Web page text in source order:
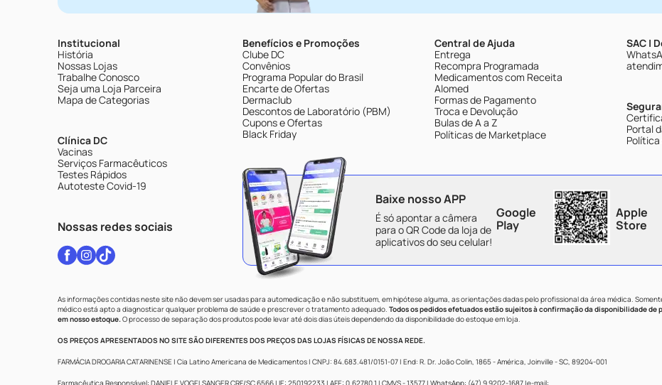
Institucional
História
Nossas Lojas
Trabalhe Conosco
Seja uma Loja Parceira
Mapa de Categorias
Clínica DC
Vacinas
Serviços Farmacêuticos
Testes Rápidos
Autoteste Covid-19
Nossas redes sociais
Benefícios e Promoções
Clube DC
Convênios
Programa Popular do Brasil
Encarte de Ofertas
Dermaclub
Descontos de Laboratório (PBM)
Cupons e Ofertas
Black Friday
Central de Ajuda
Entrega
Recompra Programada
Medicamentos com Receita
Alomed
Formas de Pagamento
Troca e Devolução
Bulas de A a Z
Políticas de Marketplace
SAC |
Portal
Baixe nosso APP
É só apontar a câmera
para o QR Code da loja de
aplicativos do seu celular!
Google
Play
Apple
Store
As informações contidas neste site não devem ser usadas para automedicação e não substituem, em hipótese alguma, as orientações dadas pelo profissional da área médica.
médico está apto a diagnosticar qualquer problema de saúde e prescrever o tratamento adequado. Todos os pedidos efetuados estão sujeitos à confirmação da disponibilidade de
em nosso estoque.O processo de separação dos produtos pode levar até dois dias úteis dependendo da disponibilidade do estoque em loja.
OS PREÇOS APRESENTADOS NO SITE SÃO DIFERENTES DOS PREÇOS DAS LOJAS FÍSICAS DE NOSSA REDE.
FARMÁCIA DROGARIA CATARINENSE | Cia Latino Americana de Medicamentos | CNPJ: 84.683.481/0151-07 | End: R. Dr. João Colin, 1865 - América, Joinville - SC, 89204-001
Farmacêutica Responsável: DANIELE VOGELSANGER CRF/SC 6566 | IE: 250192233 | AFE: 0.62780.1 | CMVS - 13577 | WhatsApp: (47) 9 9202-1687 |e-mail: